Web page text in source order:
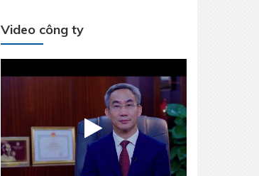
Video công ty
THÉP MIỀN NAM /V/ chính thức trở lại
thị trường Nha Trang - Khánh Hòa